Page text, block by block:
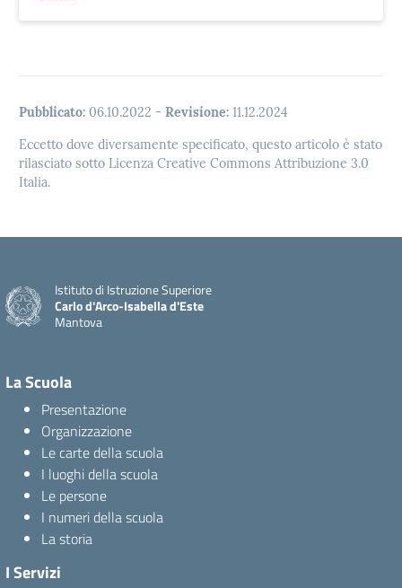
Pubblicato: 06.10.2022 - Revisione: 11.12.2024
Eccetto dove diversamente specificato, questo articolo è stato
rilasciato sotto Licenza Creative Commons Attribuzione 3.0
Italia.
Istituto di Istruzione Superiore
Carlo d'Arco-Isabella d'Este
Mantova
La Scuola
Presentazione
Organizzazione
Le carte della scuola
I luoghi della scuola
Le persone
I numeri della scuola
La storia
I Servizi